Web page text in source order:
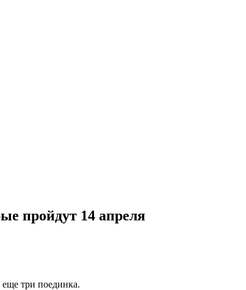
пройдут 14 апреля
три поединка.